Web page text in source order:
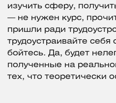
изучить сферу,
— не нужен курс,
пришли ради
трудоустраивайте себя
бойтесь. Да, будет
полученные на
тех, что теоретически